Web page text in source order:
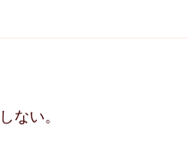
ない。